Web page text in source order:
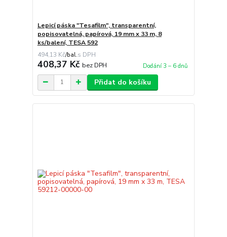
Lepicí páska "Tesafilm", transparentní,
popisovatelná, papírová, 19 mm x 33 m, 8
ks/balení, TESA 592
494,13 Kč/bal.
408,37 Kč bez DPH Dodání 3 – 6 dnů
Přidat do košíku